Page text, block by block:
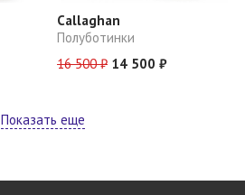
Callaghan
Полуботинки
16 500 ₽ 14 500 ₽
Показать еще